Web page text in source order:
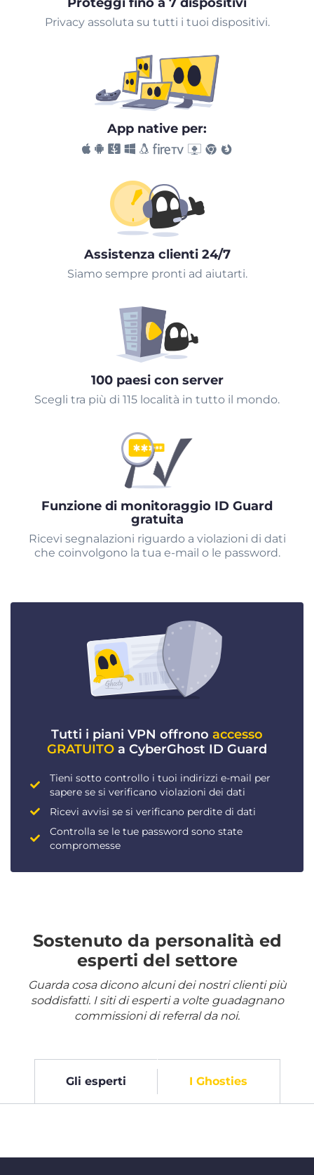
Privacy assoluta su tutti i tuoi dispositivi.
App native per:
Assistenza clienti 24/7
Siamo sempre pronti ad aiutarti.
100 paesi con server
Scegli tra più di 115 località in tutto il mondo.
Funzione di monitoraggio ID Guard
gratuita
Ricevi segnalazioni riguardo a violazioni di dati
che coinvolgono la tua e-mail o le password.
Tutti i piani VPN offrono accesso
GRATUITO a CyberGhost ID Guard
Tieni sotto controllo i tuoi indirizzi e-mail per
sapere se si verificano violazioni dei dati
Ricevi avvisi se si verificano perdite di dati
Controlla se le tue password sono state
compromesse
Sostenuto da personalità ed
esperti del settore
Guarda cosa dicono alcuni dei nostri clienti più
soddisfatti. I siti di esperti a volte guadagnano
commissioni di referral da noi.
Gli esperti I Ghosties